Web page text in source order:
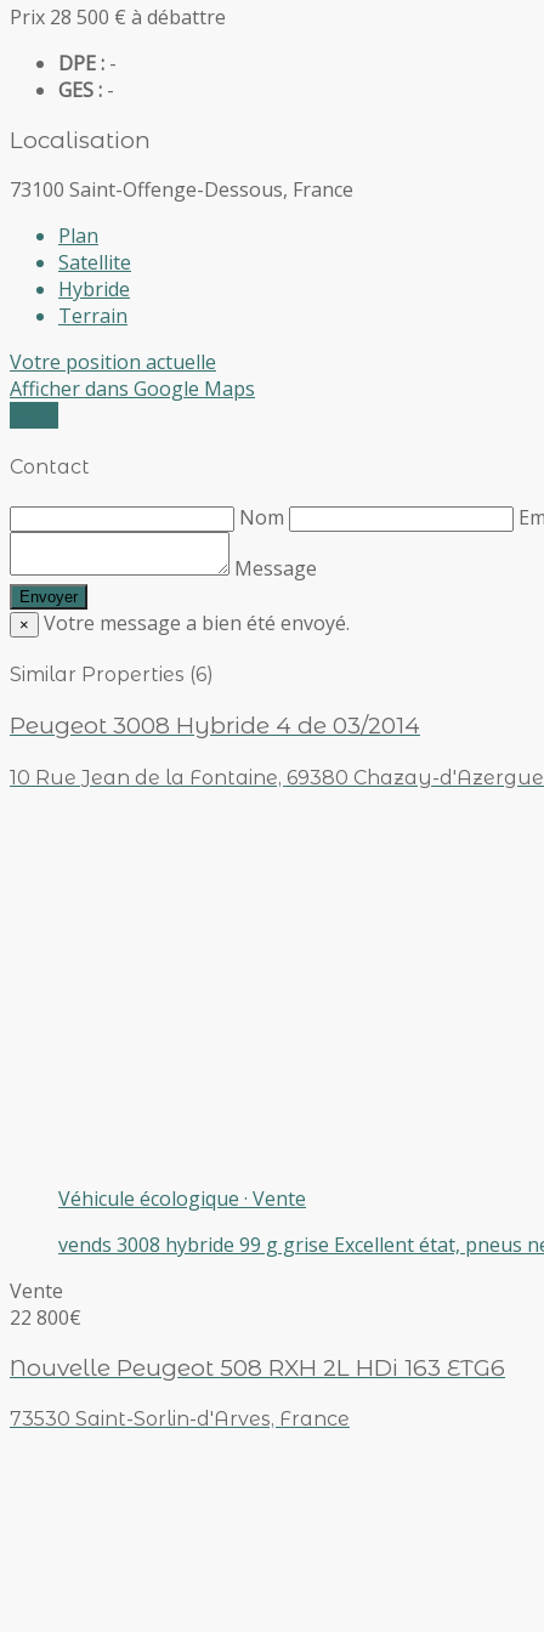
Prix 28 500 € à débattre
DPE : -
GES : -
Localisation
73100 Saint-Offenge-Dessous, France
Plan
Satellite
Hybride
Terrain
Votre position actuelle
Afficher dans Google Maps
Contact
Nom
Message
× Votre message a bien été envoyé.
Similar Properties (6)
Peugeot 3008 Hybride 4 de 03/2014
10 Rue Jean de la Fontaine, 69380 Chazay-
Véhicule écologique · Vente
vends 3008 hybride 99 g grise Excellent état, pneus
Vente
22 800€
Nouvelle Peugeot 508 RXH 2L HDi 163 ETG6
73530 Saint-Sorlin-d'Arves, France